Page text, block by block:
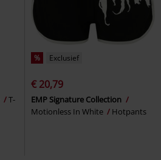
T-
% Exclusief
€ 20,79
EMP Signature Collection
Motionless In White
Hotpants